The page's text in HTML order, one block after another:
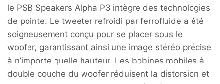
le PSB Speakers Alpha P3 intègre des technologies
de pointe. Le tweeter refroidi par ferrofluide a été
soigneusement conçu pour se placer sous le
woofer, garantissant ainsi une image stéréo précise
à n’importe quelle hauteur. Les bobines mobiles à
double couche du woofer réduisent la distorsion et